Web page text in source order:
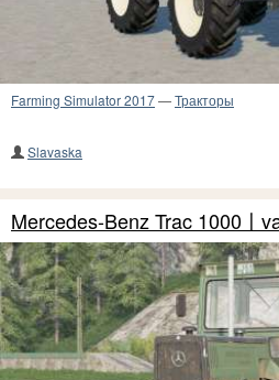
Farming Simulator 2017—Тракторы
Slavaska
Mercedes-Benz Trac 1000〡